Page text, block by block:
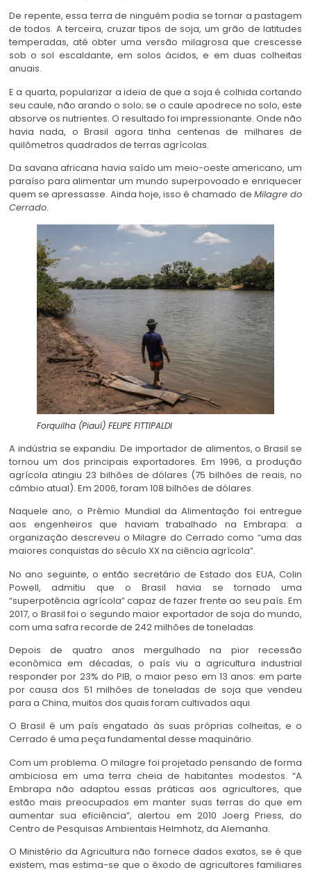
De repente, essa terra de ninguém podia se tornar a pastagem
de todos. A terceira, cruzar tipos de soja, um grão de latitudes
temperadas, até obter uma versão milagrosa que crescesse
sob o sol escaldante, em solos ácidos, e em duas colheitas
anuais.
E a quarta, popularizar a ideia de que a soja é colhida cortando
seu caule, não arando o solo; se o caule apodrece no solo, este
absorve os nutrientes. O resultado foi impressionante. Onde não
havia nada, o Brasil agora tinha centenas de milhares de
quilômetros quadrados de terras agrícolas.
Da savana africana havia saído um meio-oeste americano, um
paraíso para alimentar um mundo superpovoado e enriquecer
quem se apressasse. Ainda hoje, isso é chamado de Milagre do
Cerrado.
Forquilha (Piauí) FELIPE FITTIPALDI
A indústria se expandiu. De importador de alimentos, o Brasil se
tornou um dos principais exportadores. Em 1996, a produção
agrícola atingiu 23 bilhões de dólares (75 bilhões de reais, no
câmbio atual). Em 2006, foram 108 bilhões de dólares.
Naquele ano, o Prêmio Mundial da Alimentação foi entregue
aos engenheiros que haviam trabalhado na Embrapa: a
organização descreveu o Milagre do Cerrado como “uma das
maiores conquistas do século XX na ciência agrícola”.
No ano seguinte, o então secretário de Estado dos EUA, Colin
Powell, admitiu que o Brasil havia se tornado uma
“superpotência agrícola” capaz de fazer frente ao seu país. Em
2017, o Brasil foi o segundo maior exportador de soja do mundo,
com uma safra recorde de 242 milhões de toneladas.
Depois de quatro anos mergulhado na pior recessão
econômica em décadas, o país viu a agricultura industrial
responder por 23% do PIB, o maior peso em 13 anos: em parte
por causa dos 51 milhões de toneladas de soja que vendeu
para a China, muitos dos quais foram cultivados aqui.
O Brasil é um país engatado às suas próprias colheitas, e o
Cerrado é uma peça fundamental desse maquinário.
Com um problema. O milagre foi projetado pensando de forma
ambiciosa em uma terra cheia de habitantes modestos. “A
Embrapa não adaptou essas práticas aos agricultores, que
estão mais preocupados em manter suas terras do que em
aumentar sua eficiência”, alertou em 2010 Joerg Priess, do
Centro de Pesquisas Ambientais Helmhotz, da Alemanha.
O Ministério da Agricultura não fornece dados exatos, se é que
existem, mas estima-se que o êxodo de agricultores familiares